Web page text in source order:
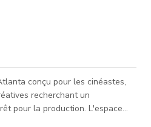
conçu pour les cinéastes,
recherchant un
pour la production. L'espace